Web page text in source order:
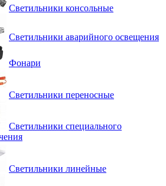
Светильники консольные
Светильники аварийного освещения
Фонари
Светильники переносные
Светильники специального
Светильники линейные